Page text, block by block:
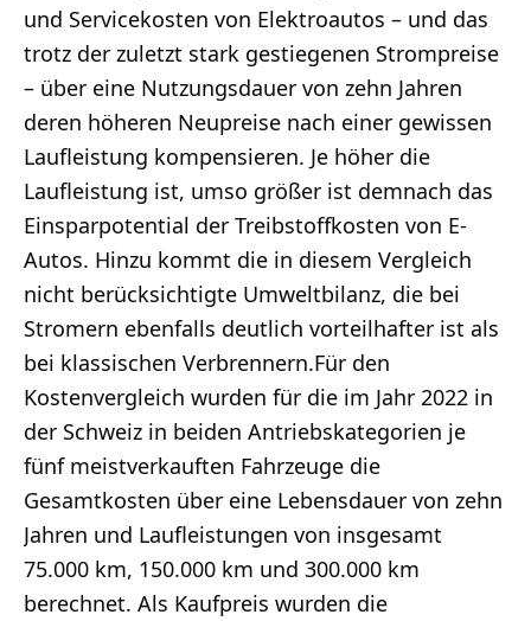
und Servicekosten von Elektroautos – und das
trotz der zuletzt stark gestiegenen Strompreise
– über eine Nutzungsdauer von zehn Jahren
deren höheren Neupreise nach einer gewissen
Laufleistung kompensieren. Je höher die
Laufleistung ist, umso größer ist demnach das
Einsparpotential der Treibstoffkosten von E-
Autos. Hinzu kommt die in diesem Vergleich
nicht berücksichtigte Umweltbilanz, die bei
Stromern ebenfalls deutlich vorteilhafter ist als
bei klassischen Verbrennern.Für den
Kostenvergleich wurden für die im Jahr 2022 in
der Schweiz in beiden Antriebskategorien je
fünf meistverkauften Fahrzeuge die
Gesamtkosten über eine Lebensdauer von zehn
Jahren und Laufleistungen von insgesamt
75.000 km, 150.000 km und 300.000 km
berechnet. Als Kaufpreis wurden die